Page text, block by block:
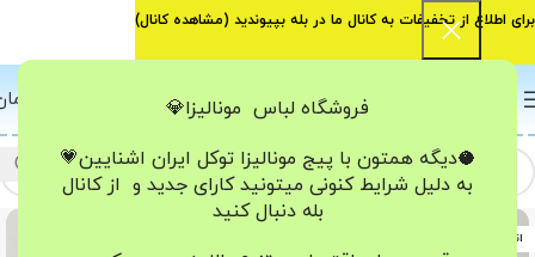
فروشگاه لباس مونالیزا💎
🥥دیگه همتون با پیج مونالیزا تو‌کل ایران اشنایین💗
به دلیل شرایط کنونی میتونید کارای جدید و از کانال
بله دنبال کنید
اتمام موجودی
برای اطلاع از تخفیفات به کانال ما در بله بپیوندید (مشاهده کانال)